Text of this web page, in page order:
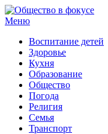
Перейти
к
Меню
Воспитание детей
Здоровье
Кухня
Образование
Общество
Погода
Религия
Семья
Транспорт